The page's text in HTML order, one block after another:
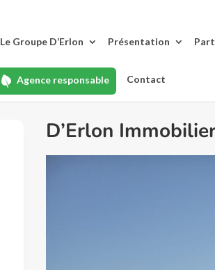
Le Groupe D’Erlon Présentation
Agence responsable Contact
D’Erlon